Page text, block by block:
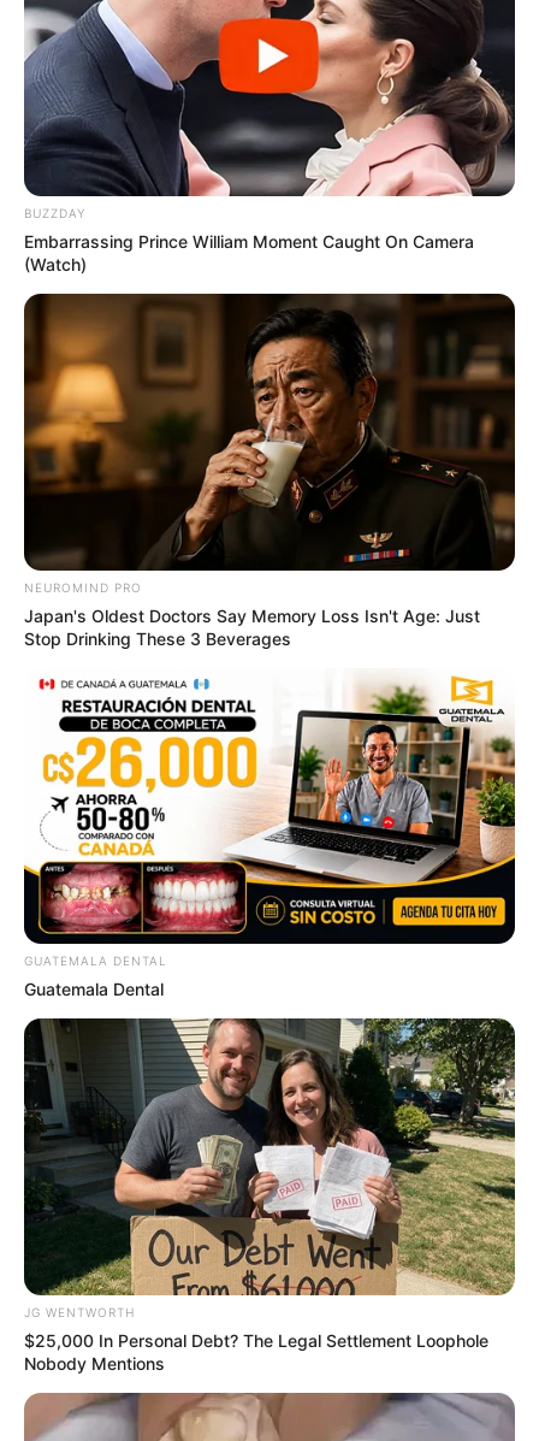
Feeling Tired? Here's The Trick To Perform Better
MEDVI
This New Will Give You An Erection After +45
Japan's Oldest Doctors Say Memory Loss Isn't Age:
Just Stop Eating These 3 Foods
NEUROMIND PRO
Erase Joint Agony In 7 Days With This Simple Trick!
It's Genius
FORGE BODY
BUZZDAY
Embarrassing Prince William Moment Caught On Camera
(Watch)
NEUROMIND PRO
Japan's Oldest Doctors Say Memory Loss Isn't Age: Just
Stop Drinking These 3 Beverages
GUATEMALA DENTAL
Guatemala Dental
JG WENTWORTH
$25,000 In Personal Debt? The Legal Settlement Loophole
Nobody Mentions